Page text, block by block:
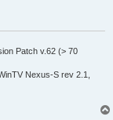
Patch v.62 (> 70
Nexus-S rev 2.1,